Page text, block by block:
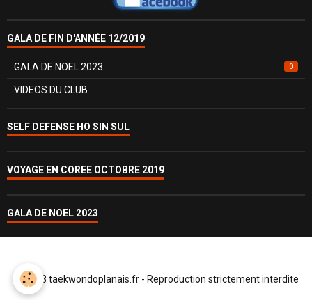
GALA DE FIN D'ANNÉE 12/2019
GALA DE NOEL 2023 0
VIDEOS DU CLUB
SELF DEFENSE HO SIN SUL
VOYAGE EN COREE OCTOBRE 2019
GALA DE NOEL 2023
© 2018 taekwondoplanais.fr - Reproduction strictement interdite